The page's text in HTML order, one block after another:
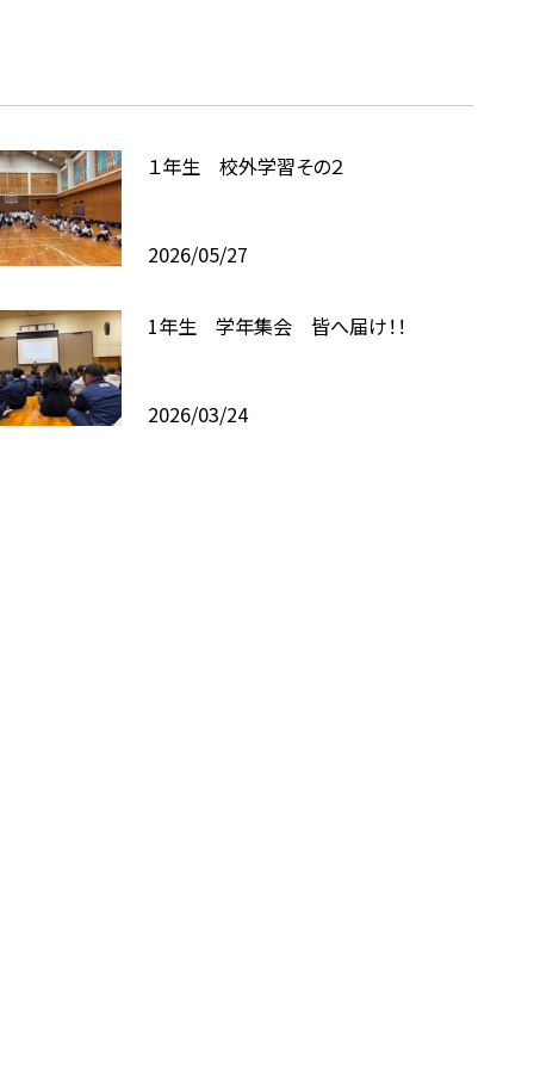
１年生 校外学習その２
2026/05/27
1年生 学年集会 皆へ届け！！
2026/03/24